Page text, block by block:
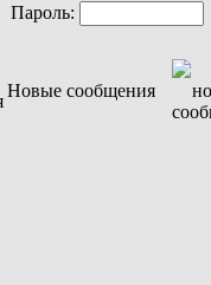
Пароль:
Новые сообщения